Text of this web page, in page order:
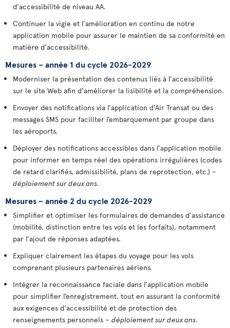
d’accessibilité de niveau AA.
Continuer la vigie et l’amélioration en continu de notre
application mobile pour assurer le maintien de sa conformité en
matière d’accessibilité.
Mesures – année 1 du cycle 2026-2029
Moderniser la présentation des contenus liés à l’accessibilité
sur le site Web afin d’améliorer la lisibilité et la compréhension.
Envoyer des notifications via l’application d’Air Transat ou des
messages SMS pour faciliter l’embarquement par groupe dans
les aéroports.
Déployer des notifications accessibles dans l’application mobile
pour informer en temps réel des opérations irrégulières (codes
de retard clarifiés, admissibilité, plans de reprotection, etc.) –
déploiement sur deux ans.
Mesures – année 2 du cycle 2026-2029
Simplifier et optimiser les formulaires de demandes d’assistance
(mobilité, distinction entre les vols et les forfaits), notamment
par l’ajout de réponses adaptées.
Expliquer clairement les étapes du voyage pour les vols
comprenant plusieurs partenaires aériens.
Intégrer la reconnaissance faciale dans l’application mobile
pour simplifier l’enregistrement, tout en assurant la conformité
aux exigences d’accessibilité et de protection des
renseignements personnels – déploiement sur deux ans.